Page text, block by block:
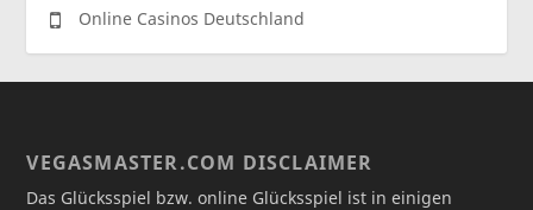
Online Casinos Deutschland
VEGASMASTER.COM DISCLAIMER
Das Glücksspiel bzw. online Glücksspiel ist in einigen